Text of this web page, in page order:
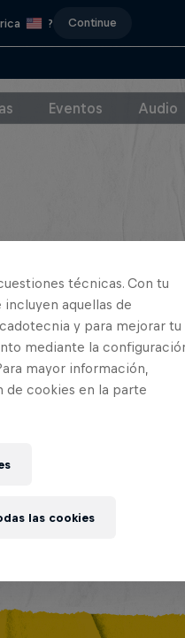
? Continue
Eventos Audio
técnicas. Con tu
aquellas de
y para mejorar tu
mediante la
mayor información,
de cookies en la parte
las cookies